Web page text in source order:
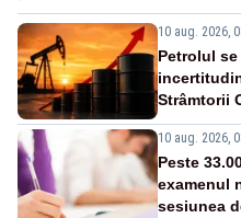
10 aug. 2026,
Petrolul
Strâmtorii
10 aug. 2026,
Peste
examenul
sesiunea